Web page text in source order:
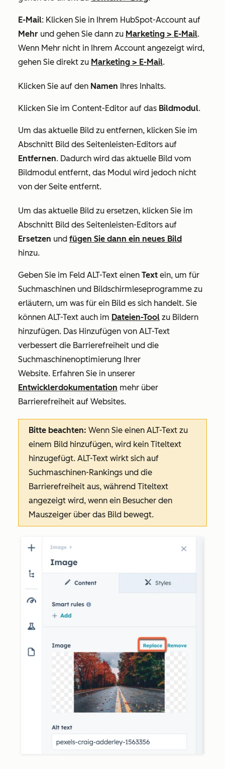
E-Mail: Klicken Sie in Ihrem HubSpot-Account auf
Mehr und gehen Sie dann zu Marketing > E-Mail.
Wenn Mehr nicht in Ihrem Account angezeigt wird,
gehen Sie direkt zu Marketing > E-Mail.
Klicken Sie auf den Namen Ihres Inhalts.
Klicken Sie im Content-Editor auf das Bildmodul.
Um das aktuelle Bild zu entfernen, klicken Sie im
Abschnitt Bild des Seitenleisten-Editors auf
Entfernen. Dadurch wird das aktuelle Bild vom
Bildmodul entfernt, das Modul wird jedoch nicht
von der Seite entfernt.
Um das aktuelle Bild zu ersetzen, klicken Sie im
Abschnitt Bild des Seitenleisten-Editors auf
Ersetzen und fügen Sie dann ein neues Bild
hinzu.
Geben Sie im Feld ALT-Text einen Text ein, um für
Suchmaschinen und Bildschirmleseprogramme zu
erläutern, um was für ein Bild es sich handelt. Sie
können ALT-Text auch im Dateien-Tool zu Bildern
hinzufügen. Das Hinzufügen von ALT-Text
verbessert die Barrierefreiheit und die
Suchmaschinenoptimierung Ihrer
Website. Erfahren Sie in unserer
Entwicklerdokumentation mehr über
Barrierefreiheit auf Websites.
Bitte beachten: Wenn Sie einen ALT-Text zu
einem Bild hinzufügen, wird kein Titeltext
hinzugefügt. ALT-Text wirkt sich auf
Suchmaschinen-Rankings und die
Barrierefreiheit aus, während Titeltext
angezeigt wird, wenn ein Besucher den
Mauszeiger über das Bild bewegt.